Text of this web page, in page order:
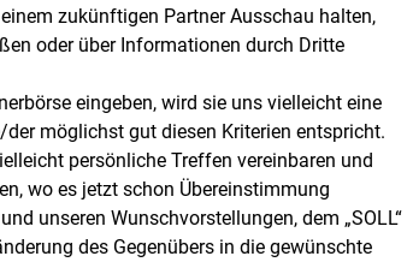
Skip to main content
zukünftigen Partner Ausschau halten,
oder über Informationen durch Dritte
eingeben, wird sie uns vielleicht eine
möglichst gut diesen Kriterien entspricht.
persönliche Treffen vereinbaren und
wo es jetzt schon Übereinstimmung
unseren Wunschvorstellungen, dem „SOLL“
des Gegenübers in die gewünschte